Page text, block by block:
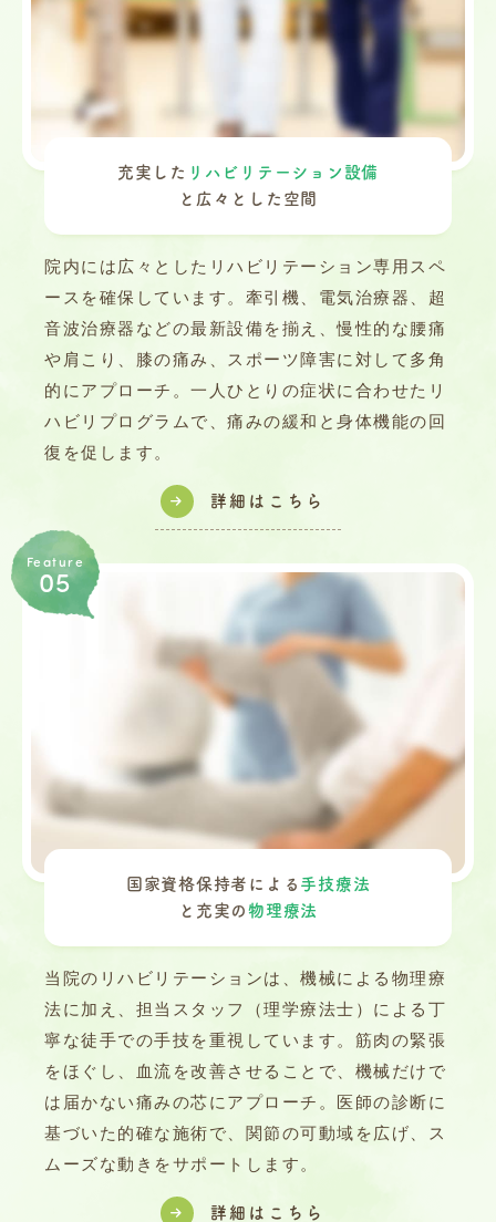
充実した リハビリテーション設備
と 広々とした空間
院内には広々としたリハビリテーション専用スペ
ースを確保しています。牽引機、電気治療器、超
音波治療器などの最新設備を揃え、慢性的な腰痛
や肩こり、膝の痛み、スポーツ障害に対して多角
的にアプローチ。一人ひとりの症状に合わせたリ
ハビリプログラムで、痛みの緩和と身体機能の回
復を促します。
詳細はこちら
Feature
05
国家資格保持者による 手技療法
と充実の 物理療法
当院のリハビリテーションは、機械による物理療
法に加え、担当スタッフ（理学療法士）による丁
寧な徒手での手技を重視しています。筋肉の緊張
をほぐし、血流を改善させることで、機械だけで
は届かない痛みの芯にアプローチ。医師の診断に
基づいた的確な施術で、関節の可動域を広げ、ス
ムーズな動きをサポートします。
詳細はこちら